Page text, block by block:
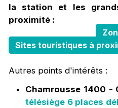
la station et les
proximité :
Sites touristiques à
Autres points d'intérêts :
Chamrousse 1400 -
télésiège 6 places